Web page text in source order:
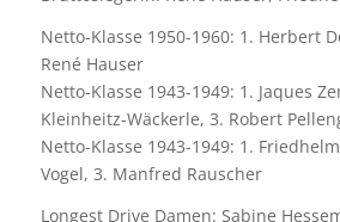
Netto-Klasse 1950-1960: 1. Herbert
René Hauser
Netto-Klasse 1943-1949: 1. Jaques
Kleinheitz-Wäckerle, 3. Robert
Netto-Klasse 1943-1949: 1.
Vogel, 3. Manfred Rauscher
Longest Drive Damen: Sabine